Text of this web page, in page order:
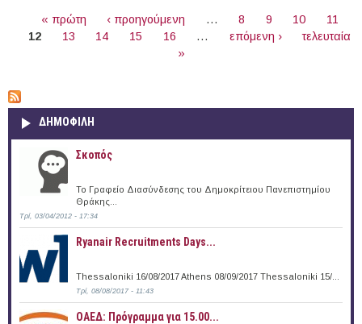
« πρώτη ‹ προηγούμενη … 8 9 10
11
12
13 14 15 16 … επόμενη ›
τελευταία
»
ΔΗΜΟΦΙΛΗ
Σκοπός
Το Γραφείο Διασύνδεσης του Δημοκρίτειου Πανεπιστημίου
Θράκης...
Τρί, 03/04/2012 - 17:34
Ryanair Recruitments Days...
Thessaloniki 16/08/2017 Athens 08/09/2017 Thessaloniki 15/...
Τρί, 08/08/2017 - 11:43
ΟΑΕΔ: Πρόγραμμα για 15.00...